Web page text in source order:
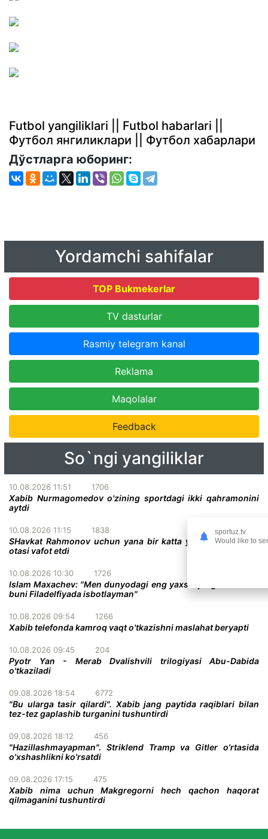
Futbol yangiliklari || Futbol habarlari ||
Футбол янгиликлари || Футбол хабарлари
Дўстларга юборинг:
Yordamchi sahifalar
TOP Bukmekerlar
TV dasturlar
Rasmiy telegram kanal
Reklama
Maqolalar
Feedback
So`ngi yangiliklar
10.08.2026 11:51 1706
Xabib Nurmagomedov o'zining sportdagi ikki qahramonini
aytdi
10.08.2026 11:15 1838
SHavkat Rahmonov uchun yana bir katta yo'qotish - uning
otasi vafot etdi
10.08.2026 10:30 1726
Islam Maxachev: "Men dunyodagi eng yaxshi jangchiman va
buni Filadelfiyada isbotlayman"
10.08.2026 09:54 1266
Xabib telefonda kamroq vaqt o'tkazishni maslahat beryapti
10.08.2026 09:45 204
Pyotr Yan - Merab Dvalishvili trilogiyasi Abu-Dabida
o'tkaziladi
09.08.2026 18:54 6772
"Bu ularga tasir qilardi". Xabib jang paytida raqiblari bilan
tez-tez gaplashib turganini tushuntirdi
09.08.2026 18:12 456
"Hazillashmayapman". Striklend Tramp va Gitler o'rtasida
o'xshashlikni ko'rsatdi
09.08.2026 17:15 475
Xabib nima uchun Makgregorni hech qachon haqorat
qilmaganini tushuntirdi
sportuz.tv
Would like to